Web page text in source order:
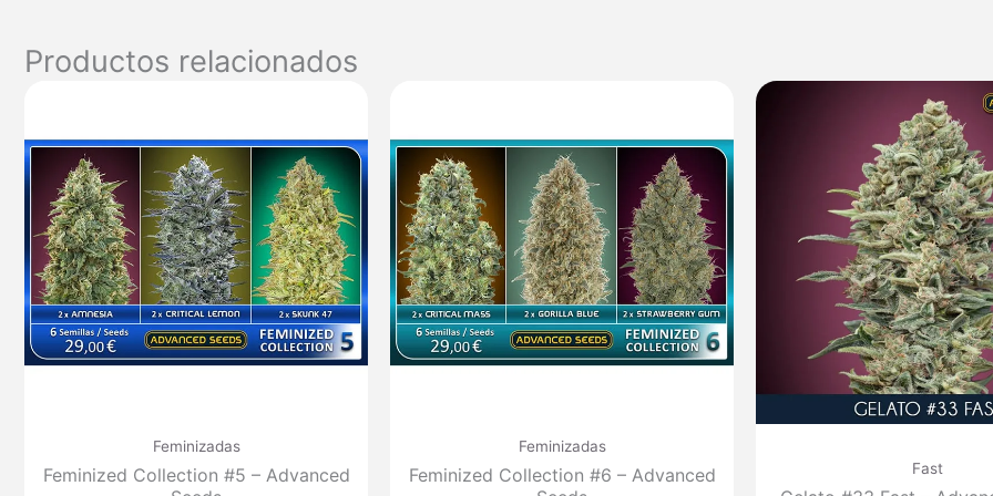
Productos relacionados
Feminizadas
Feminized Collection #5 – Advanced
Feminizadas
Feminized Collection #6 – Advanced
Fast